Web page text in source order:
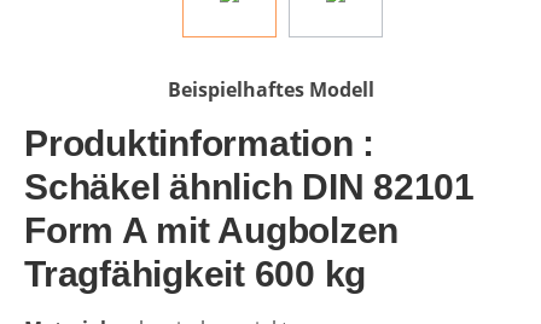
Beispielhaftes Modell
Produktinformation :
Schäkel ähnlich DIN 82101
Form A mit Augbolzen
Tragfähigkeit 600 kg